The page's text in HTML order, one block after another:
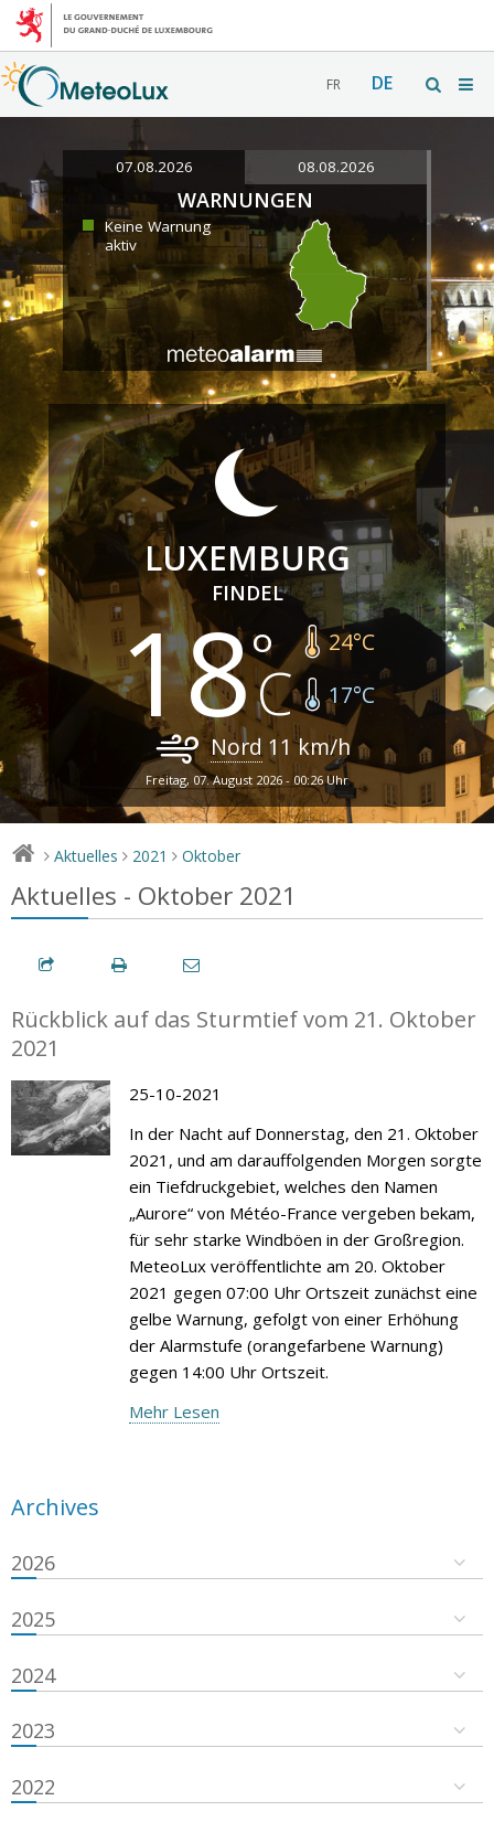
FR DE
07.08.2026 08.08.2026
WARNUNGEN
Keine Warnung
aktiv
LUXEMBURG
FINDEL
18 24°C
17°C
Nord 11km/h
Freitag, 07. August 2026 - 00:26 Uhr
> Aktuelles > 2021 > Oktober
Aktuelles - Oktober 2021
Rückblick auf das Sturmtief vom 21. Oktober
2021
25-10-2021
In der Nacht auf Donnerstag, den 21. Oktober
2021, und am darauffolgenden Morgen sorgte
ein Tiefdruckgebiet, welches den Namen
„Aurore“ von Météo-France vergeben bekam,
für sehr starke Windböen in der Großregion.
MeteoLux veröffentlichte am 20. Oktober
2021 gegen 07:00 Uhr Ortszeit zunächst eine
gelbe Warnung, gefolgt von einer Erhöhung
der Alarmstufe (orangefarbene Warnung)
gegen 14:00 Uhr Ortszeit.
Mehr Lesen
Archives
2026
2025
2024
2023
2022